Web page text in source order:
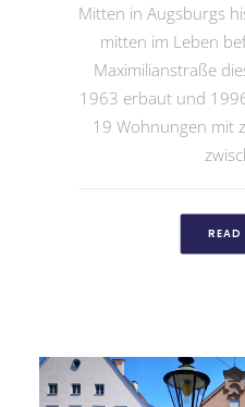
Mitten in Augsburgs
mitten im Leben
Maximilianstraße
1963 erbaut und
19 Wohnungen mit
READ